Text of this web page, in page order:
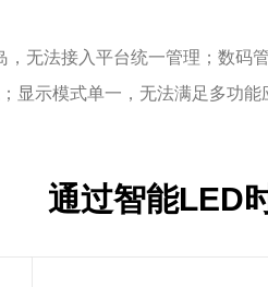
无法接入平台统一管理；数
显示模式单一，无法满足多功能
通过智能LED